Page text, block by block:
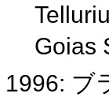
Goias
1996: ブ